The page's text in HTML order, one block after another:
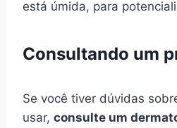
está úmida, para
Consultando um
Se você tiver dúvidas
usar, consulte um